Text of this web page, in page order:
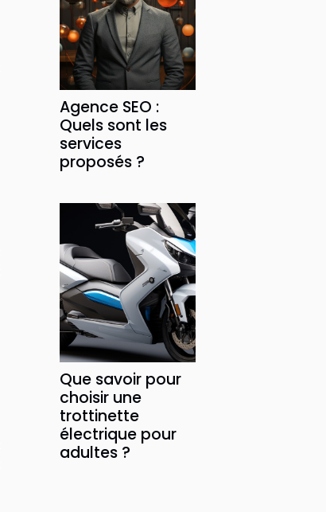
Agence SEO :
Quels sont les
services
proposés ?
Que savoir pour
choisir une
trottinette
électrique pour
adultes ?